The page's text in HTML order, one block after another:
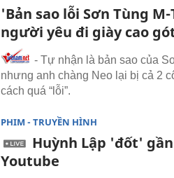
'Bản sao lỗi Sơn Tùng
người yêu đi giày cao
- Tự nhận là bản sao của
nhưng anh chàng Neo lại bị cả 2
cách quá “lỗi”.
PHIM - TRUYỀN HÌNH
Huỳnh Lập 'đốt'
Youtube